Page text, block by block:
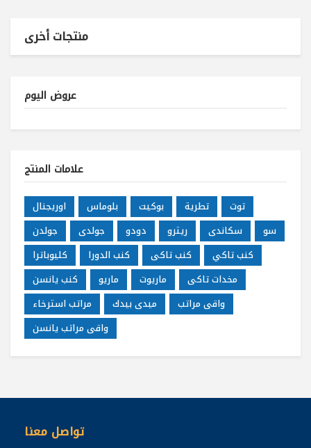
منتجات أخرى
عروض اليوم
علامات المنتج
اوريجنال بلوماس بوكيت تطرية
توت
جولدن
جولدى دودو ريترو سكاندى
سو
كليوباترا
كنب الدورا كنب تاكى
كنب تاكي
كنب يانسن
ماريو ماريوت
مخدات تاكى
مراتب استرخاء
ميدى بيدك
واقى مراتب
واقى مراتب يانسن
تواصل معنا